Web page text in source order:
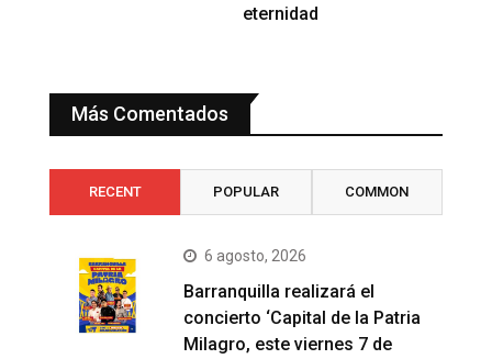
eternidad
Más Comentados
RECENT POPULAR COMMON
6 agosto, 2026
Barranquilla realizará el
concierto ‘Capital de la Patria
Milagro, este viernes 7 de